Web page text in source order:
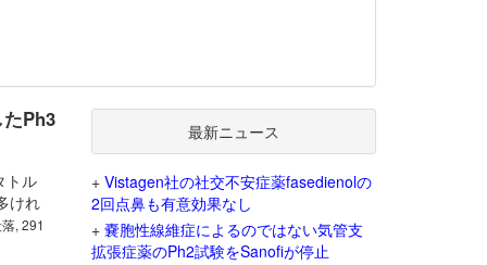
Ph3
トル
けれ
, 291
最新ニュース
+ Vistagen社の社交不安症薬fasedienolの
2回点鼻も有意効果なし
+ 嚢胞性線維症によるのではない気管支
拡張症薬のPh2試験をSanofiが停止